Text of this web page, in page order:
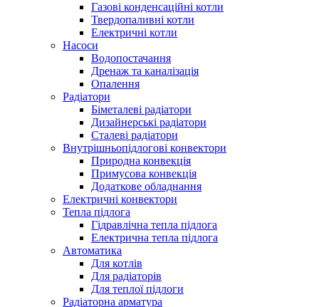
Газові конденсаційні котли
Твердопаливні котли
Електричні котли
Насоси
Водопостачання
Дренаж та каналізація
Опалення
Радіатори
Біметалеві радіатори
Дизайнерські радіатори
Сталеві радіатори
Внутрішньопідлогові конвектори
Природна конвекція
Примусова конвекція
Додаткове обладнання
Електричні конвектори
Тепла підлога
Гідравлічна тепла підлога
Електрична тепла підлога
Автоматика
Для котлів
Для радіаторів
Для теплої підлоги
Радіаторна арматура